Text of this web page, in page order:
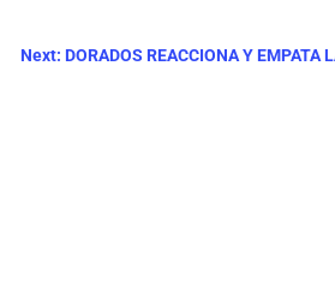
Next: DORADOS REACCIONA Y EMPATA